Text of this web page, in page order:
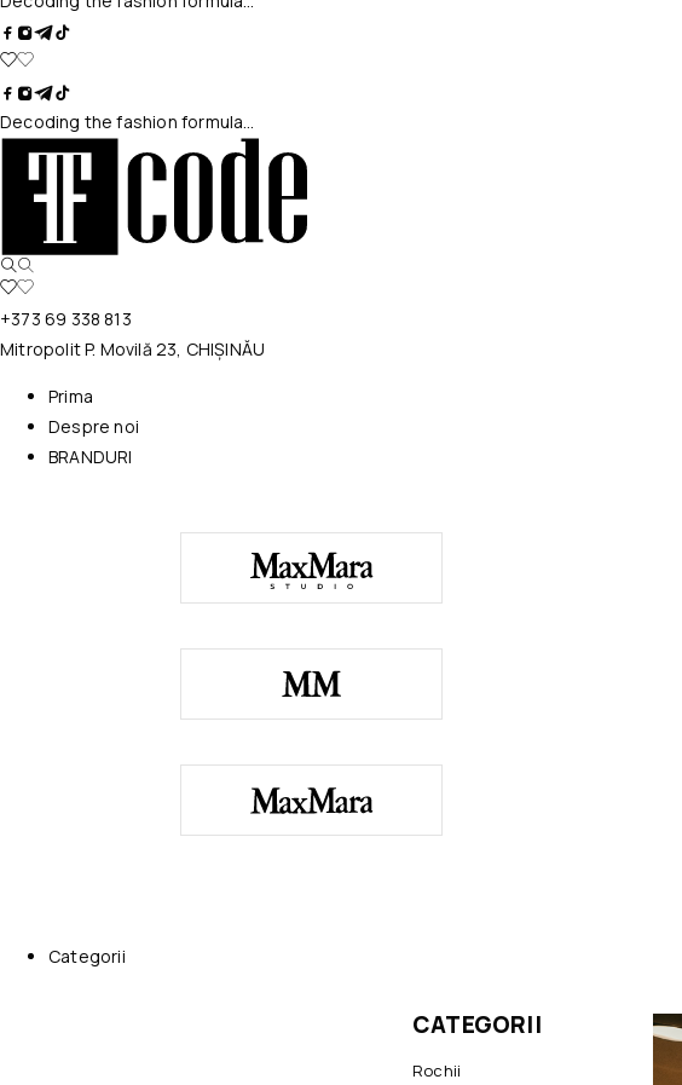
Decoding the fashion formula…
+373 69 338 813
Mitropolit P. Movilă 23, CHIȘINĂU
Prima
Despre noi
BRANDURI
Categorii
CATEGORII
Rochii